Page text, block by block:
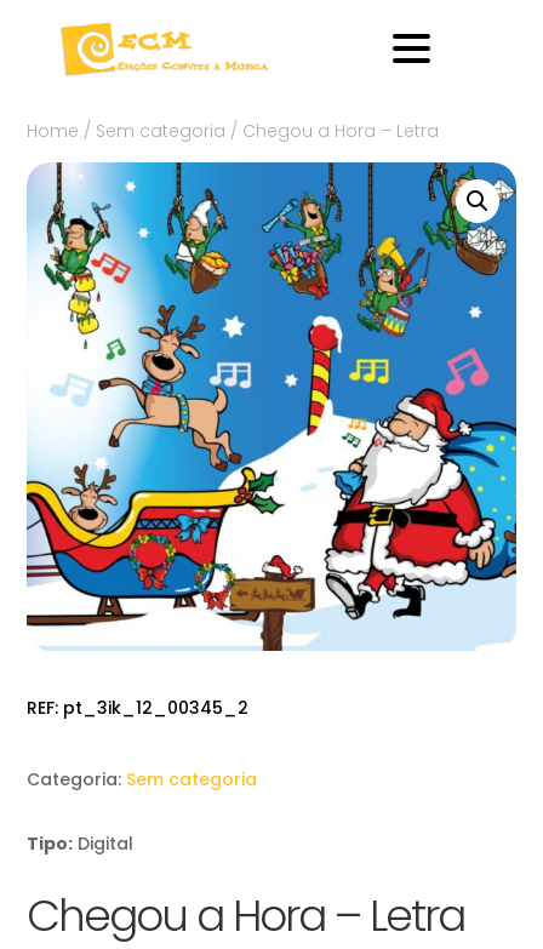
Home / Sem categoria / Chegou a Hora – Letra
REF: pt_3ik_12_00345_2
Categoria: Sem categoria
Tipo: Digital
Chegou a Hora – Letra